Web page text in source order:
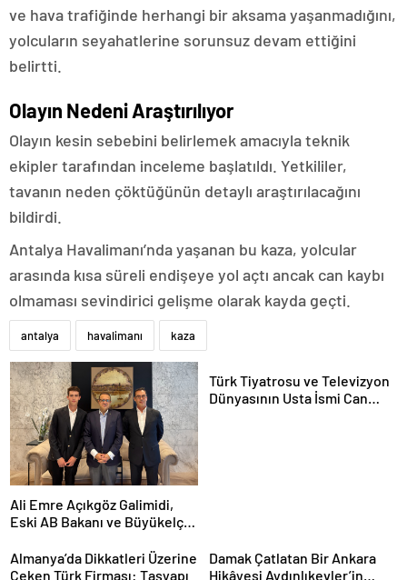
ve hava trafiğinde herhangi bir aksama yaşanmadığını,
yolcuların seyahatlerine sorunsuz devam ettiğini
belirtti.
Olayın Nedeni Araştırılıyor
Olayın kesin sebebini belirlemek amacıyla teknik
ekipler tarafından inceleme başlatıldı. Yetkililer,
tavanın neden çöktüğünün detaylı araştırılacağını
bildirdi.
Antalya Havalimanı’nda yaşanan bu kaza, yolcular
arasında kısa süreli endişeye yol açtı ancak can kaybı
olmaması sevindirici gelişme olarak kayda geçti.
antalya havalimanı kaza
Ali Emre Açıkgöz Galimidi,
Eski AB Bakanı ve Büyükelçi
Geldi
Türk Tiyatrosu ve Televizyon
Dünyasının Usta İsmi Can
Almanya’da Dikkatleri Üzerine
Çeken Türk Firması: Taşyapı
Damak Çatlatan Bir Ankara
Hikâyesi Aydınlıkevler’in